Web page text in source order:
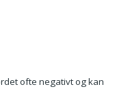
ofte negativt og kan